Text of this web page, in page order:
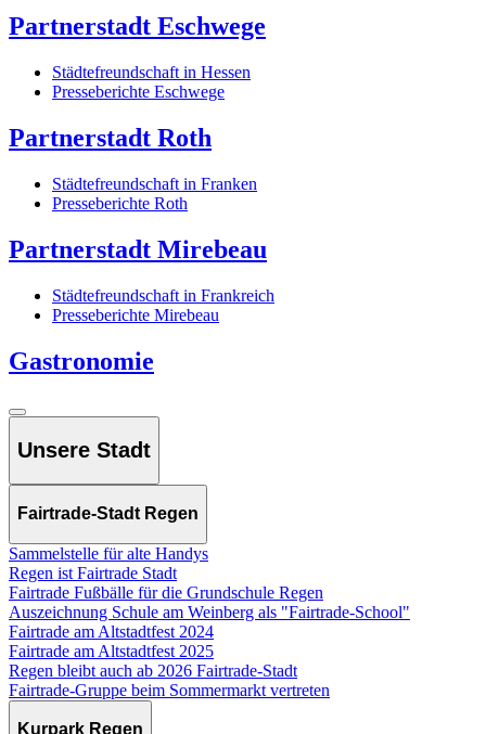
Partnerstadt Eschwege
Städtefreundschaft in Hessen
Presseberichte Eschwege
Partnerstadt Roth
Städtefreundschaft in Franken
Presseberichte Roth
Partnerstadt Mirebeau
Städtefreundschaft in Frankreich
Presseberichte Mirebeau
Gastronomie
Unsere Stadt
Fairtrade-Stadt Regen
Sammelstelle für alte Handys
Regen ist Fairtrade Stadt
Fairtrade Fußbälle für die Grundschule Regen
Auszeichnung Schule am Weinberg als "Fairtrade-School"
Fairtrade am Altstadtfest 2024
Fairtrade am Altstadtfest 2025
Regen bleibt auch ab 2026 Fairtrade-Stadt
Fairtrade-Gruppe beim Sommermarkt vertreten
Kurpark Regen